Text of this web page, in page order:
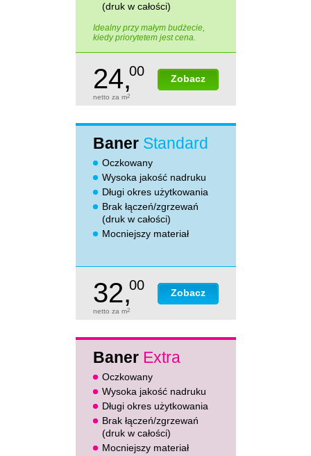
(druk w całości)
Idealny przy małym budżecie,
kiedy priorytetem jest cena.
Zobacz
24,00
netto za m2
Baner Standard
Oczkowany
Wysoka jakość nadruku
Długi okres użytkowania
Brak łączeń/zgrzewań
(druk w całości)
Mocniejszy materiał
Zobacz
32,00
netto za m2
Baner Extra
Oczkowany
Wysoka jakość nadruku
Długi okres użytkowania
Brak łączeń/zgrzewań
(druk w całości)
Mocniejszy materiał